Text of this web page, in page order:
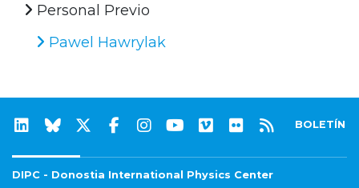
Personal Previo
Pawel Hawrylak
BOLETÍN
DIPC - Donostia International Physics Center